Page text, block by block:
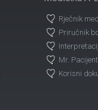
Rječnik
Priručnik
Mr. Pacijent
Korisni